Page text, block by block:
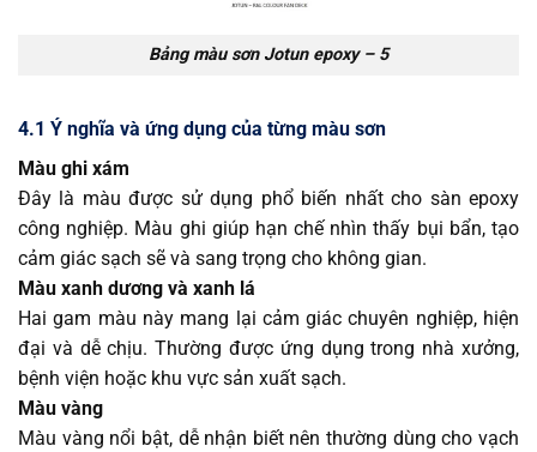
Bảng màu sơn Jotun epoxy – 5
4.1 Ý nghĩa và ứng dụng của từng màu sơn
Màu ghi xám
Đây là màu được sử dụng phổ biến nhất cho sàn epoxy
công nghiệp. Màu ghi giúp hạn chế nhìn thấy bụi bẩn, tạo
cảm giác sạch sẽ và sang trọng cho không gian.
Màu xanh dương và xanh lá
Hai gam màu này mang lại cảm giác chuyên nghiệp, hiện
đại và dễ chịu. Thường được ứng dụng trong nhà xưởng,
bệnh viện hoặc khu vực sản xuất sạch.
Màu vàng
Màu vàng nổi bật, dễ nhận biết nên thường dùng cho vạch